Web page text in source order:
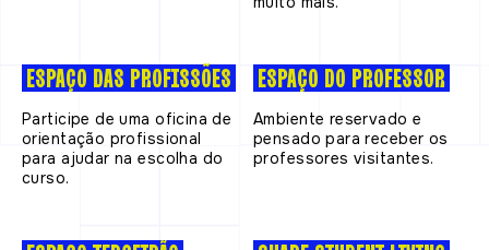
ESPAÇO DAS PROFISSÕES
Participe de uma oficina de
orientação profissional
para ajudar na escolha do
curso.
ESPAÇO DO PROFESSOR
Ambiente reservado e
pensado para receber os
professores visitantes.